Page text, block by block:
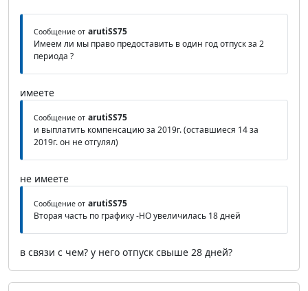
Сообщение от arutiSS75
Имеем ли мы право предоставить в один год отпуск за 2
периода ?
имеете
Сообщение от arutiSS75
и выплатить компенсацию за 2019г. (оставшиеся 14 за
2019г. он не отгулял)
не имеете
Сообщение от arutiSS75
Вторая часть по графику -НО увеличилась 18 дней
в связи с чем? у него отпуск свыше 28 дней?